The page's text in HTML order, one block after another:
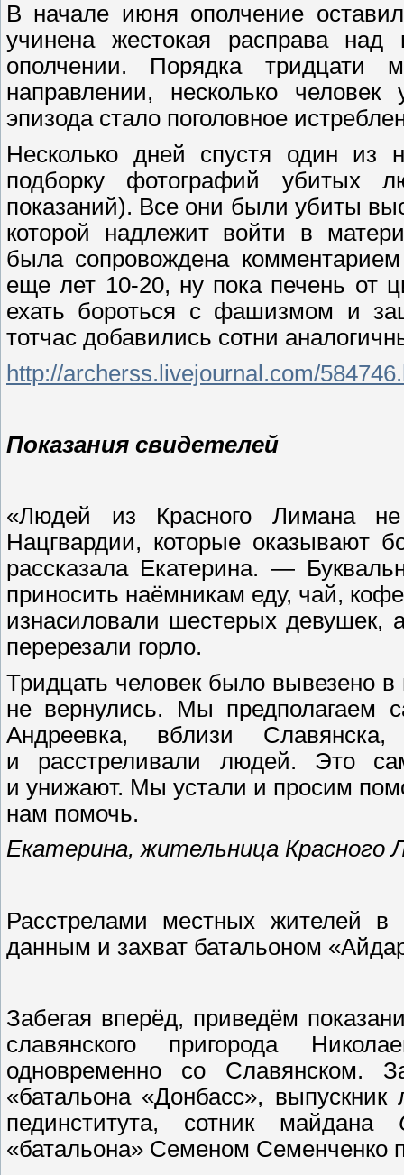
В начале июня ополчение
учинена жестокая расправа
ополчении. Порядка тридцати
направлении, несколько
эпизода стало поголовное
Несколько дней спустя один из
подборку фотографий убитых
показаний). Все они были убиты
которой надлежит войти в
была сопровождена
еще лет 10-20, ну пока печень от
ехать бороться с фашизмом и
тотчас добавились сотни
http://archerss.livejournal.com/
Показания свидетелей
«Людей из Красного Лимана
Нацгвардии, которые оказывают
рассказала Екатерина. —
приносить наёмникам еду, чай,
изнасиловали шестерых девушек,
перерезали горло.
Тридцать человек было вывезено
не вернулись. Мы предполагаем
Андреевка, вблизи
и расстреливали людей. Это
и унижают. Мы устали и просим
нам помочь.
Екатерина, жительница Красного
Расстрелами местных жителей
данным и захват батальоном
Забегая вперёд, приведём
славянского пригорода
одновременно со Славянском.
«батальона «Донбасс»,
пединститута, сотник майдана
«батальона» Семеном Семенченко